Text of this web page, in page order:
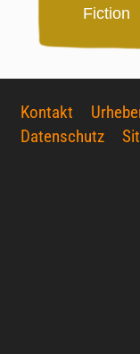
Fiction
Kontakt
Datenschutz